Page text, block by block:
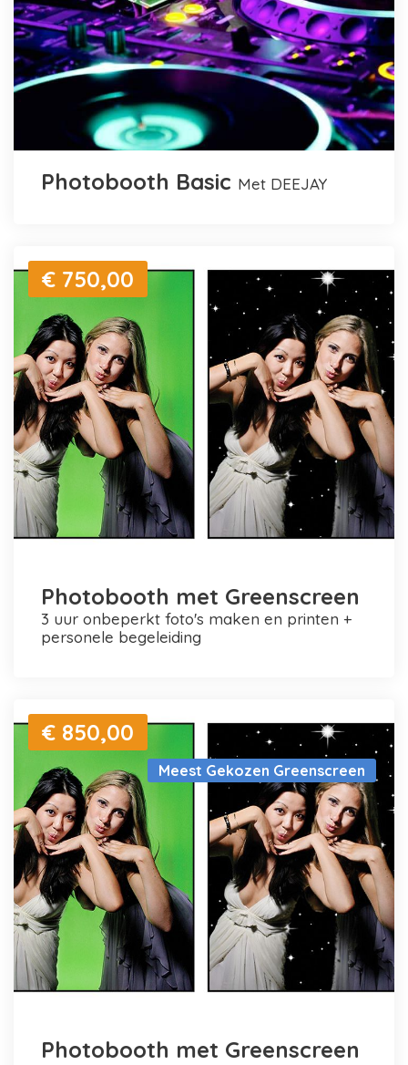
Photobooth Basic met DEEJAY
€ 750,00
Photobooth met Greenscreen
3 uur onbeperkt foto's maken en printen +
personele begeleiding
Meest Gekozen Greenscreen
€ 850,00
Photobooth met Greenscreen